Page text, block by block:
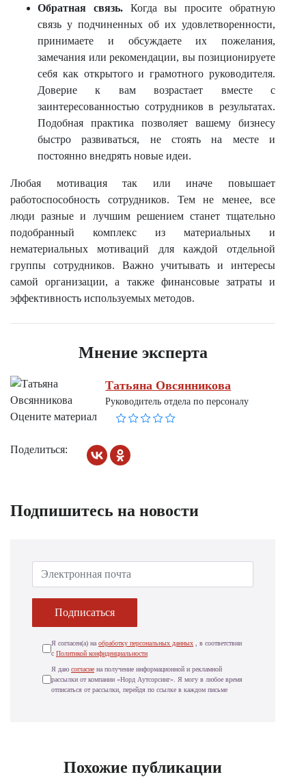
Обратная связь.Когда вы просите обратную
связь у подчиненных об их удовлетворенности,
принимаете и обсуждаете их пожелания,
замечания или рекомендации, вы позиционируете
себя как открытого и грамотного руководителя.
Доверие к вам возрастает вместе с
заинтересованностью сотрудников в результатах.
Подобная практика позволяет вашему бизнесу
быстро развиваться, не стоять на месте и
постоянно внедрять новые идеи.
Любая мотивация так или иначе повышает
работоспособность сотрудников. Тем не менее, все
люди разные и лучшим решением станет тщательно
подобранный комплекс из материальных и
нематериальных мотиваций для каждой отдельной
группы сотрудников. Важно учитывать и интересы
самой организации, а также финансовые затраты и
эффективность используемых методов.
Мнение эксперта
Татьяна Овсянникова
Руководитель отдела по персоналу
Оцените материал
Поделиться:
Подпишитесь на новости
Подписаться
Я согласен(а) на обработку персональных данных , в соответствии
с Политикой конфиденциальности
Я даю согласие на получение информационной и рекламной
рассылки от компании «Норд Аутсорсинг». Я могу в любое время
отписаться от рассылки, перейдя по ссылке в каждом письме
Похожие публикации